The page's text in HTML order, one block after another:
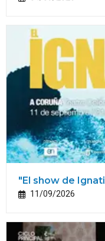
"El show de
11/09/2026